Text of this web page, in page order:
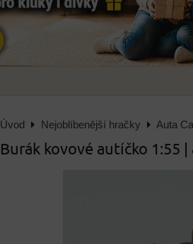
Úvod Nejoblíbenější hračky Auta
Burák kovové autíčko 1:55